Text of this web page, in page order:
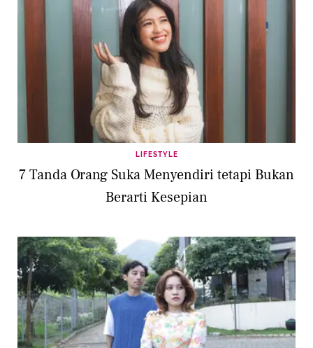
LIFESTYLE
7 Tanda Orang Suka Menyendiri tetapi Bukan
Berarti Kesepian